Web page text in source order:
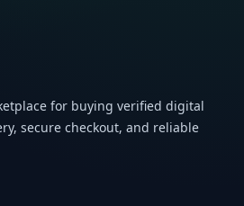
for buying verified digital
secure checkout, and reliable